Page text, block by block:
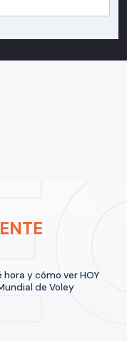
hora y cómo ver HOY
de Voley